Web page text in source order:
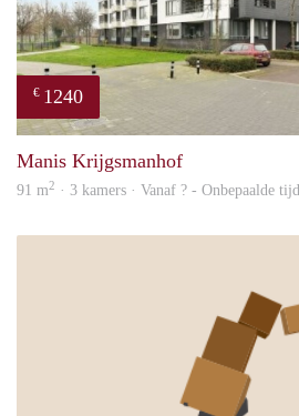
€ 1240
Manis Krijgsmanhof
91 m2 · 3 kamers · Vanaf ? - Onbepaalde tijd